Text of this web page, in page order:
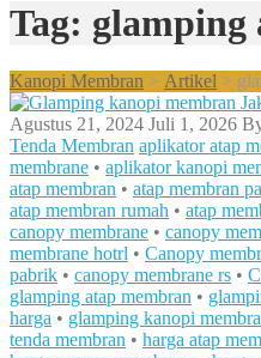
Tag: glamping
Kanopi Membran > Artikel >
Agustus 21, 2024 Juli 1, 2026
Tenda Membran aplikator atap
membrane • aplikator kanopi
atap membran • atap membran
atap membran rumah • atap
canopy membrane • canopy
membrane hotrl • Canopy
pabrik • canopy membrane rs •
glamping atap membran •
harga • glamping kanopi
tenda membran • harga atap